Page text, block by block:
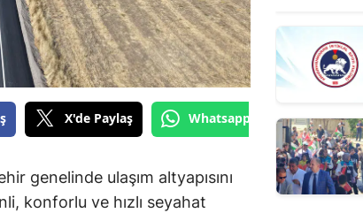
X'de Paylaş Whatsapp'tan Gönder
genelinde ulaşım altyapısını
konforlu ve hızlı seyahat